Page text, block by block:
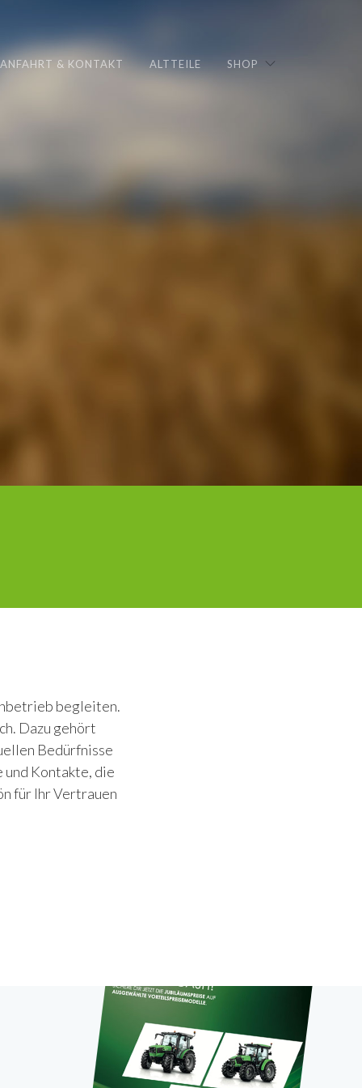
ANFAHRT & KONTAKT ALTTEILE SHOP
begleiten.
Dazu gehört
Bedürfnisse
und Kontakte, die
für Ihr Vertrauen